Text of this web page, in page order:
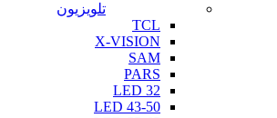
تلویزیون
TCL
X-VISION
SAM
PARS
LED 32
LED 43-50